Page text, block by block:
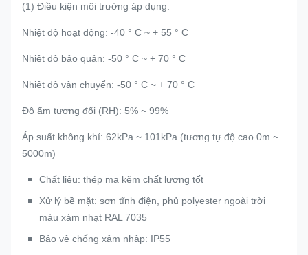
(1) Điều kiện môi trường áp dụng:
Nhiệt độ hoạt động: -40 ° C ~ + 55 ° C
Nhiệt độ bảo quản: -50 ° C ~ + 70 ° C
Nhiệt độ vận chuyển: -50 ° C ~ + 70 ° C
Độ ẩm tương đối (RH): 5% ~ 99%
Áp suất không khí: 62kPa ~ 101kPa (tương tự độ cao 0m ~
5000m)
Chất liệu: thép mạ kẽm chất lượng tốt
Xử lý bề mặt: sơn tĩnh điện, phủ polyester ngoài trời
màu xám nhạt RAL 7035
Bảo vệ chống xâm nhập: IP55